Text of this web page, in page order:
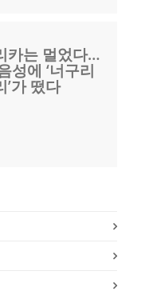
카는 멀었다…
성에 ‘너구리
’가 떴다